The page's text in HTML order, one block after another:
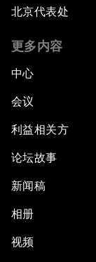
北京代表处
更多内容
中心
会议
利益相关方
论坛故事
新闻稿
相册
视频